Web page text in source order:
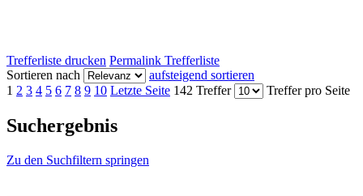
Trefferliste drucken Permalink Trefferliste
Sortieren nach
aufsteigend sortieren
1 2 3 4 5 6 7 8 9 10 Letzte Seite 142 Treffer Treffer pro Seite
Suchergebnis
Zu den Suchfiltern springen